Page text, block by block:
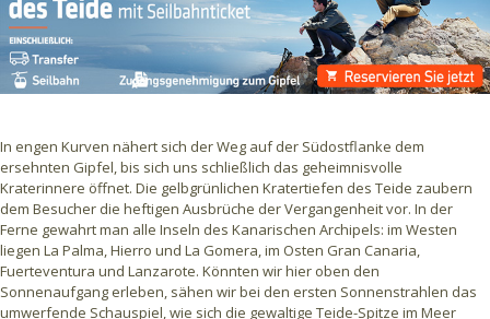
In engen Kurven nähert sich der Weg auf der Südostflanke dem
ersehnten Gipfel, bis sich uns schließlich das geheimnisvolle
Kraterinnere öffnet. Die gelbgrünlichen Kratertiefen des Teide zaubern
dem Besucher die heftigen Ausbrüche der Vergangenheit vor. In der
Ferne gewahrt man alle Inseln des Kanarischen Archipels: im Westen
liegen La Palma, Hierro und La Gomera, im Osten Gran Canaria,
Fuerteventura und Lanzarote. Könnten wir hier oben den
Sonnenaufgang erleben, sähen wir bei den ersten Sonnenstrahlen das
umwerfende Schauspiel, wie sich die gewaltige Teide-Spitze im Meer